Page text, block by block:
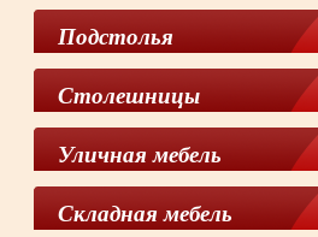
Подстолья
Столешницы
Уличная мебель
Складная мебель